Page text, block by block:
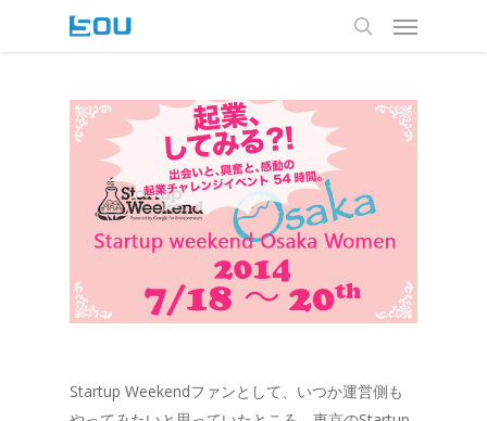
Menu
Startup Weekendファンとして、いつか運営側も